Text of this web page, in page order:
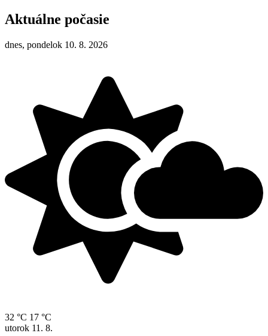
Aktuálne počasie
dnes, pondelok 10. 8. 2026
32 °C 17 °C
utorok 11. 8.